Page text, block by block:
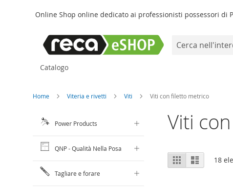
Online Shop online dedicato ai professionisti possessori di
Catalogo
Home Viteria e rivetti Viti Viti con filetto metrico
Viti
Mostra
come
GrigliaLista 18
Power Products
QNP - Qualità Nella Posa
Tagliare e forare